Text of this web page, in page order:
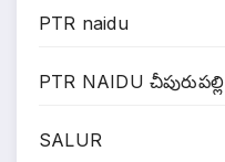
PTR naidu
PTR NAIDU చీపురుపల్లి
SALUR